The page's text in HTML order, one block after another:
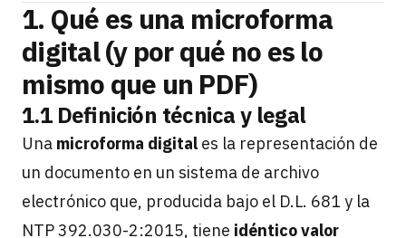
1. Qué es una microforma
digital (y por qué no es lo
mismo que un PDF)
1.1 Definición técnica y legal
Una microforma digital es la representación de
un documento en un sistema de archivo
electrónico que, producida bajo el D.L. 681 y la
NTP 392.030-2:2015, tiene idéntico valor